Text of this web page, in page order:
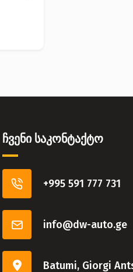
ჩვენი საკონტაქტო
+995 591 777 731
info@dw-auto.ge
Batumi, Giorgi